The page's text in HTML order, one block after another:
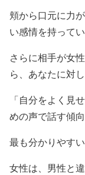
頬から口元に力
い感情を持って
さらに相手が女
ら、あなたに対
「自分をよく見
めの声で話す傾
最も分かりやす
女性は、男性と